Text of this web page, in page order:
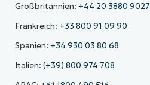
Großbritannien: +44 20 3880 9027
Frankreich: +33 800 91 09 90
Spanien: +34 930 03 80 68
Italien: (+39) 800 974 708